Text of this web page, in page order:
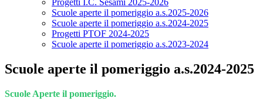
Progetti I.C. Sesami 2025-2026
Scuole aperte il pomeriggio a.s.2025-2026
Scuole aperte il pomeriggio a.s.2024-2025
Progetti PTOF 2024-2025
Scuole aperte il pomeriggio a.s.2023-2024
Scuole aperte il pomeriggio a.s.2024-2025
Scuole Aperte il pomeriggio.